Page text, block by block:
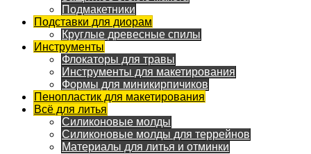
Подмакетники
Подставки для диорам
Круглые древесные спилы
Инструменты
Флокаторы для травы
Инструменты для макетирования
Формы для миникирпичиков
Пенопластик для макетирования
Всё для литья
Силиконовые молды
Силиконовые молды для террейнов
Материалы для литья и отминки